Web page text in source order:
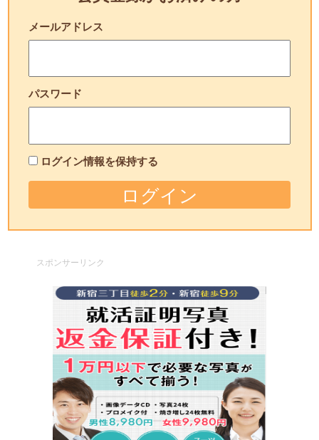
メールアドレス
パスワード
ログイン情報を保持する
スポンサーリンク